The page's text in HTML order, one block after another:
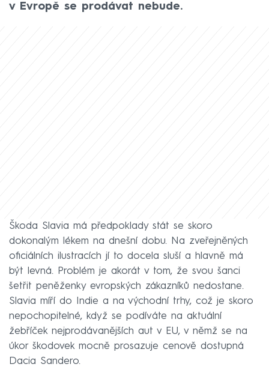
v Evropě se prodávat nebude.
Škoda Slavia má předpoklady stát se skoro
dokonalým lékem na dnešní dobu. Na zveřejněných
oficiálních ilustracích jí to docela sluší a hlavně má
být levná. Problém je akorát v tom, že svou šanci
šetřit peněženky evropských zákazníků nedostane.
Slavia míří do Indie a na východní trhy, což je skoro
nepochopitelné, když se podíváte na aktuální
žebříček nejprodávanějších aut v EU, v němž se na
úkor škodovek mocně prosazuje cenově dostupná
Dacia Sandero.